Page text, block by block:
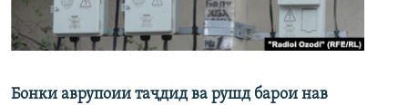
Бонки аврупоии таҷдид ва рушд барои нав